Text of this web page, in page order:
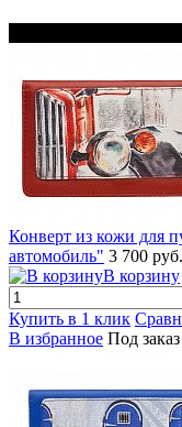
Конверт из кожи для
автомобиль" 3 700 руб.
В корзину
Купить в 1 клик
В избранное Под заказ